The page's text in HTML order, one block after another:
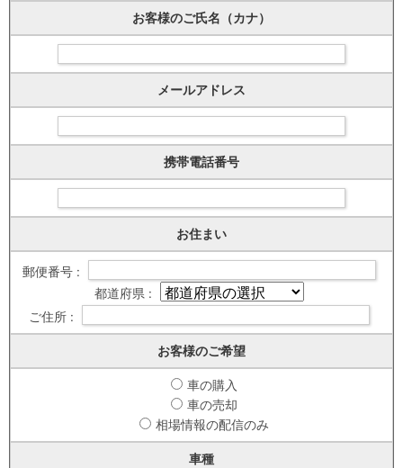
お客様のご氏名（カナ）
メールアドレス
携帯電話番号
お住まい
郵便番号 :
都道府県 :
ご住所 :
お客様のご希望
車の購入
車の売却
相場情報の配信のみ
車種